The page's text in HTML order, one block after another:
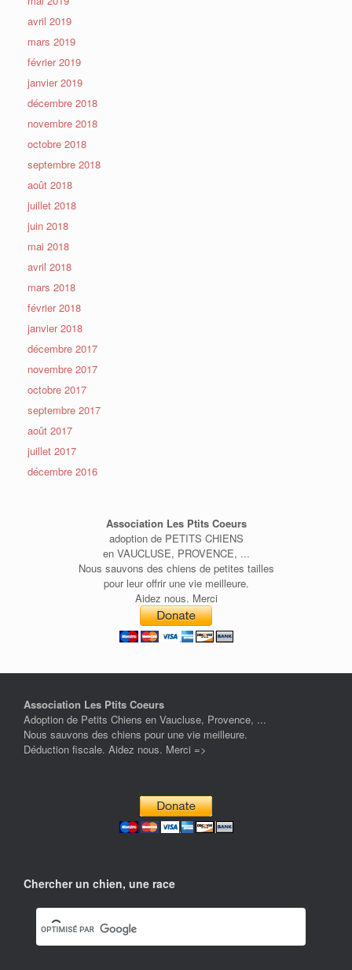
avril 2019
mars 2019
février 2019
janvier 2019
décembre 2018
novembre 2018
octobre 2018
septembre 2018
août 2018
juillet 2018
juin 2018
mai 2018
avril 2018
mars 2018
février 2018
janvier 2018
décembre 2017
novembre 2017
octobre 2017
septembre 2017
août 2017
juillet 2017
décembre 2016
Association Les Ptits Coeurs
adoption de PETITS CHIENS
en VAUCLUSE, PROVENCE, ...
Nous sauvons des chiens de petites tailles
pour leur offrir une vie meilleure.
Aidez nous. Merci
Association Les Ptits Coeurs
Adoption de Petits Chiens en Vaucluse, Provence, ...
Nous sauvons des chiens pour une vie meilleure.
Déduction fiscale. Aidez nous. Merci =>
Chercher un chien, une race